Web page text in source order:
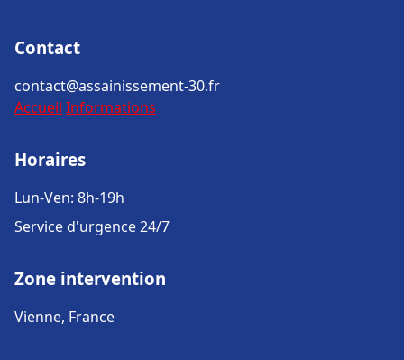
Contact
contact@assainissement-30.fr
Accueil Informations
Horaires
Lun-Ven: 8h-19h
Service d'urgence 24/7
Zone intervention
Vienne, France